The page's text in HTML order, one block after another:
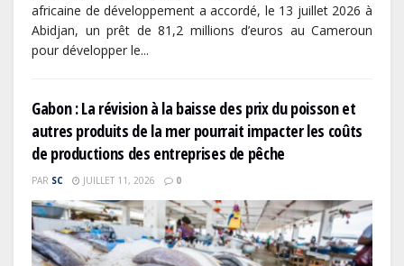
africaine de développement a accordé, le 13 juillet 2026 à
Abidjan, un prêt de 81,2 millions d’euros au Cameroun
pour développer le...
Gabon : La révision à la baisse des prix du poisson et
autres produits de la mer pourrait impacter les coûts
de productions des entreprises de pêche
PAR SC JUILLET 11, 2026 0